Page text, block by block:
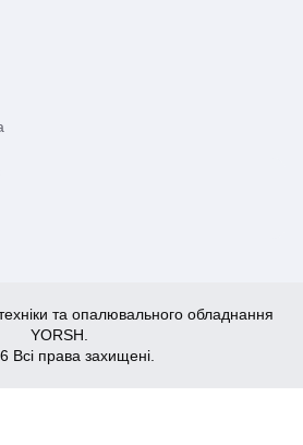
та опалювального обладнання
YORSH.
Всі права захищені.